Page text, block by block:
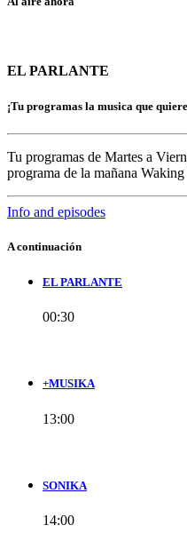
EL PARLANTE
¡Tu programas la musica que
Tu programas de Martes a
programa de la mañana
Info and episodes
A continuación
EL PARLANTE
00:30
+MUSIKA
13:00
SONIKA
14:00